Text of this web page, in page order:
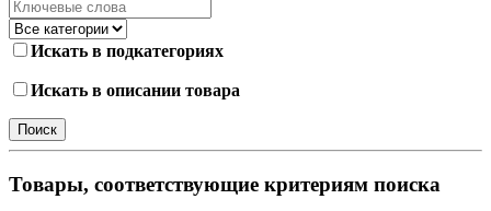
Искать в подкатегориях
Искать в описании товара
Товары, соответствующие критериям поиска